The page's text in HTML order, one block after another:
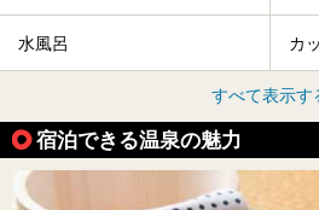
水風呂 カ
すべて表示す
宿泊できる温泉の魅力